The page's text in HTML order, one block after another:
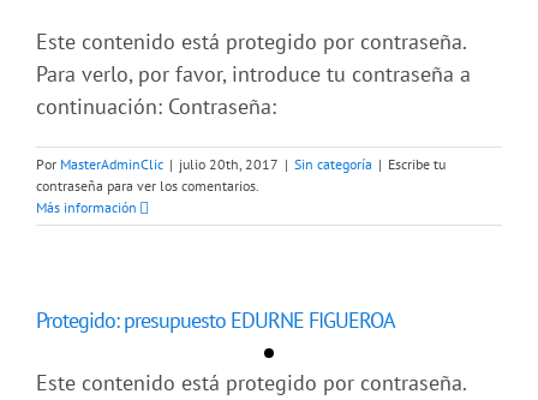
Este contenido está protegido por contraseña.
Para verlo, por favor, introduce tu contraseña a
continuación: Contraseña:
Por MasterAdminClic | julio 20th, 2017 | Sin categoría | Escribe tu
contraseña para ver los comentarios.
Más información
Protegido: presupuesto EDURNE FIGUEROA
Este contenido está protegido por contraseña.